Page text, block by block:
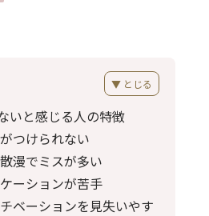
▼ とじる
いと感じる人の特徴
つけられない
漫でミスが多い
ーションが苦手
ベーションを見失いやす